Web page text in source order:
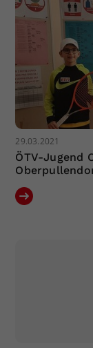
29.03.2021
ÖTV-Jugend